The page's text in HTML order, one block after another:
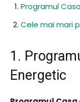
Programul
Cele mai mari
1.
Energetic